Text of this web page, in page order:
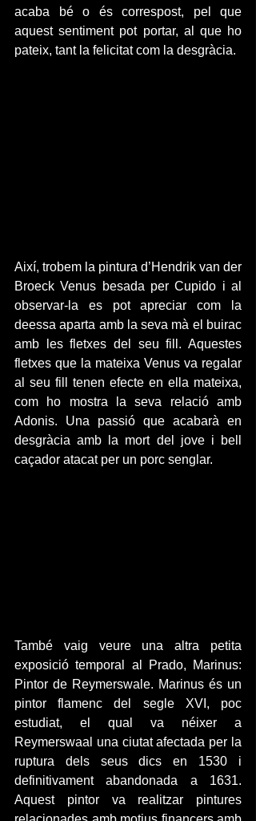
acaba bé o és correspost, pel que
aquest sentiment pot portar, al que ho
pateix, tant la felicitat com la desgràcia.
Així, trobem la pintura d’Hendrik van der
Broeck Venus besada per Cupido i al
observar-la es pot apreciar com la
deessa aparta amb la seva mà el buirac
amb les fletxes del seu fill. Aquestes
fletxes que la mateixa Venus va regalar
al seu fill tenen efecte en ella mateixa,
com ho mostra la seva relació amb
Adonis. Una passió que acabarà en
desgràcia amb la mort del jove i bell
caçador atacat per un porc senglar.
També vaig veure una altra petita
exposició temporal al Prado, Marinus:
Pintor de Reymerswale. Marinus és un
pintor flamenc del segle XVI, poc
estudiat, el qual va néixer a
Reymerswaal una ciutat afectada per la
ruptura dels seus dics en 1530 i
definitivament abandonada a 1631.
Aquest pintor va realitzar pintures